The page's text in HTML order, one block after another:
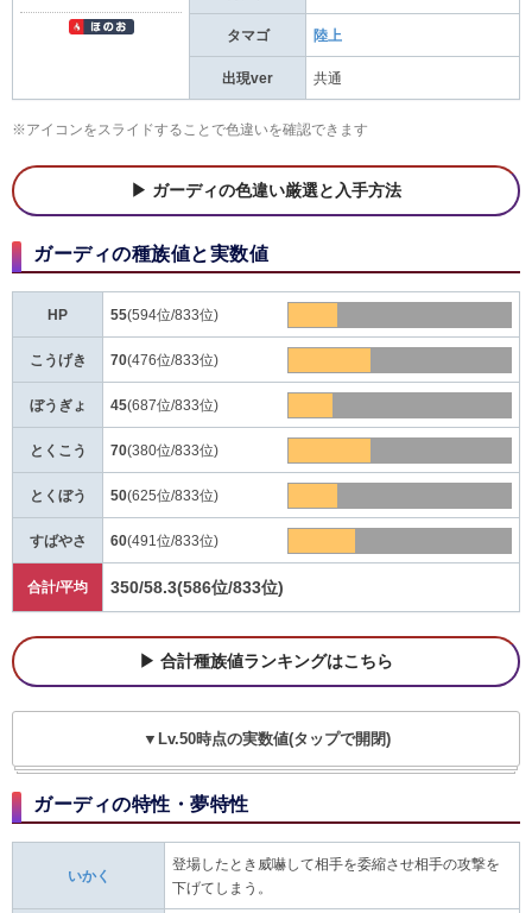
タマゴ 陸上
出現ver 共通
※アイコンをスライドすることで色違いを確認できます
ガーディの色違い厳選と入手方法
ガーディの種族値と実数値
HP 55(594位/833位)
こうげき 70(476位/833位)
ぼうぎょ 45(687位/833位)
とくこう 70(380位/833位)
とくぼう 50(625位/833位)
すばやさ 60(491位/833位)
合計/平均 350/58.3(586位/833位)
合計種族値ランキングはこちら
▼Lv.50時点の実数値(タップで開閉)
ガーディの特性・夢特性
いかく
登場したとき威嚇して相手を委縮させ相手の攻撃を
下げてしまう。